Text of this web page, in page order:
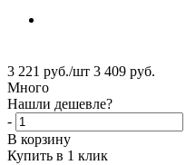
3 221 руб./шт 3 409 руб.
Много
Нашли дешевле?
-
В корзину
Купить в 1 клик